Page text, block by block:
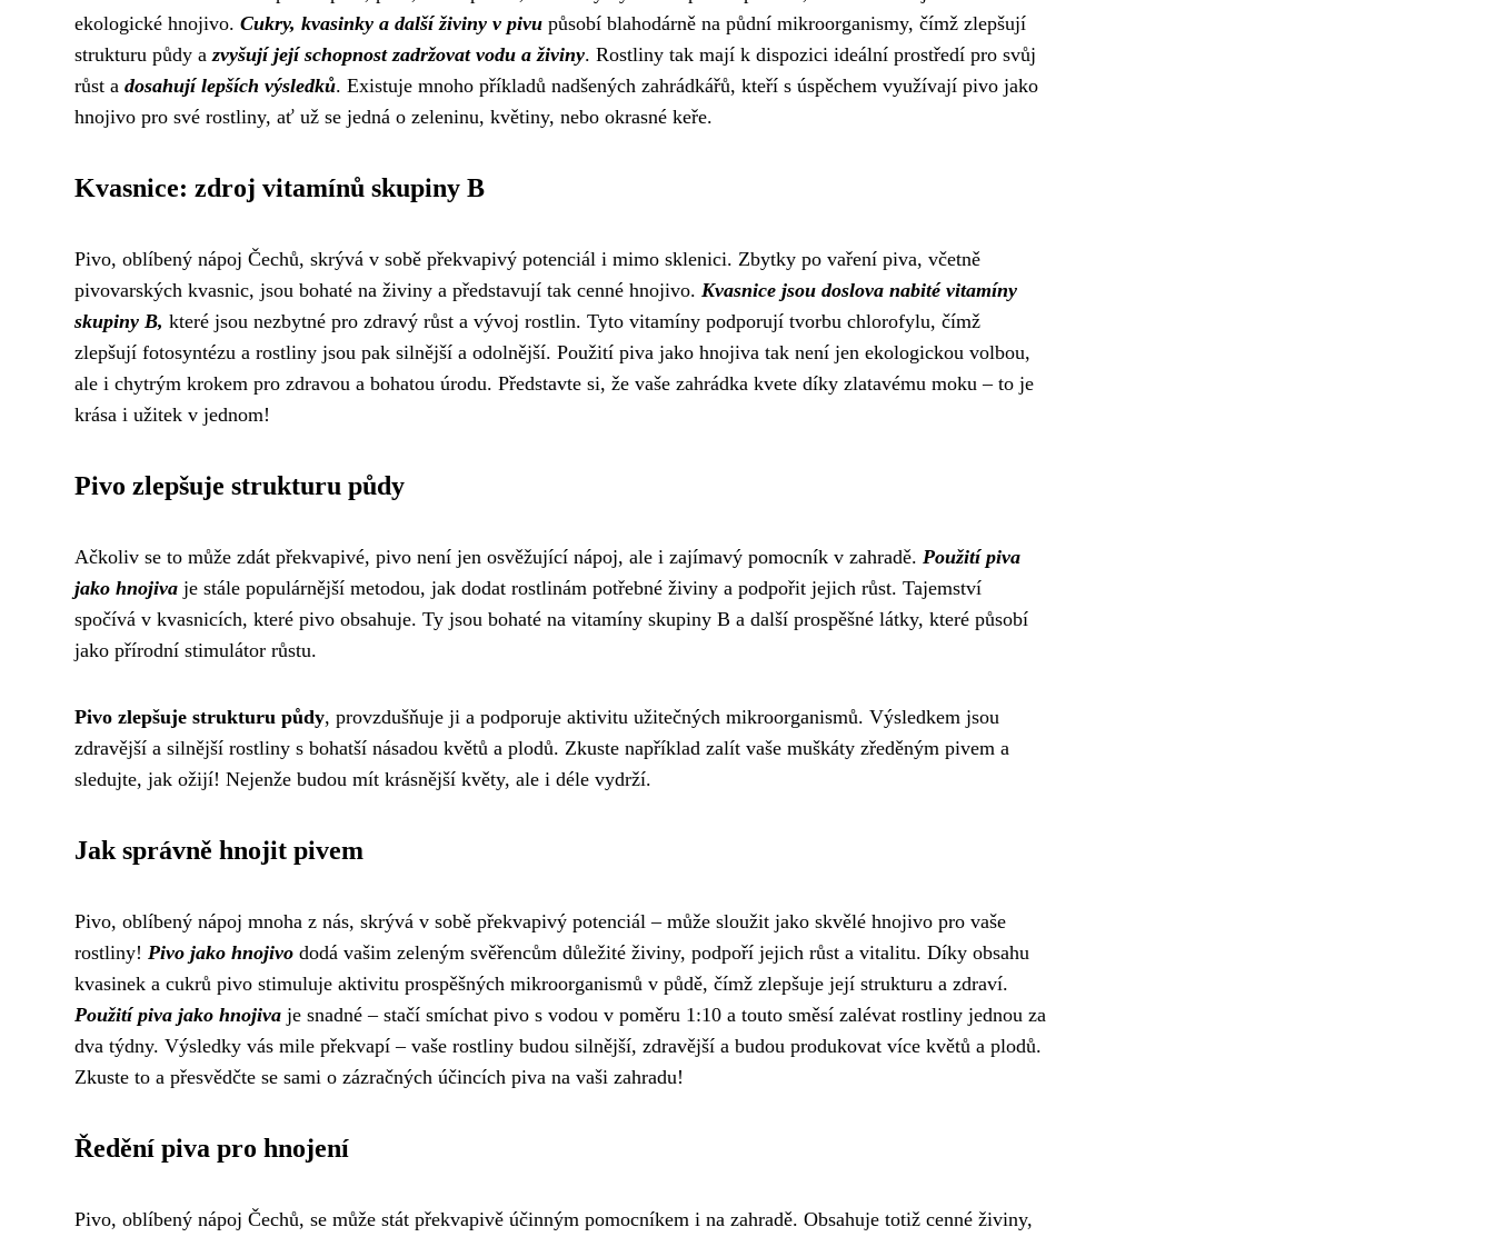
ekologické hnojivo. Cukry, kvasinky a další živiny v pivu působí blahodárně na půdní mikroorganismy, čímž zlepšují
strukturu půdy a zvyšují její schopnost zadržovat vodu a živiny. Rostliny tak mají k dispozici ideální prostředí pro svůj
růst a dosahují lepších výsledků. Existuje mnoho příkladů nadšených zahrádkářů, kteří s úspěchem využívají pivo jako
hnojivo pro své rostliny, ať už se jedná o zeleninu, květiny, nebo okrasné keře.
Kvasnice: zdroj vitamínů skupiny B
Pivo, oblíbený nápoj Čechů, skrývá v sobě překvapivý potenciál i mimo sklenici. Zbytky po vaření piva, včetně
pivovarských kvasnic, jsou bohaté na živiny a představují tak cenné hnojivo. Kvasnice jsou doslova nabité vitamíny
skupiny B, které jsou nezbytné pro zdravý růst a vývoj rostlin. Tyto vitamíny podporují tvorbu chlorofylu, čímž
zlepšují fotosyntézu a rostliny jsou pak silnější a odolnější. Použití piva jako hnojiva tak není jen ekologickou volbou,
ale i chytrým krokem pro zdravou a bohatou úrodu. Představte si, že vaše zahrádka kvete díky zlatavému moku – to je
krása i užitek v jednom!
Pivo zlepšuje strukturu půdy
Ačkoliv se to může zdát překvapivé, pivo není jen osvěžující nápoj, ale i zajímavý pomocník v zahradě. Použití piva
jako hnojiva je stále populárnější metodou, jak dodat rostlinám potřebné živiny a podpořit jejich růst. Tajemství
spočívá v kvasnicích, které pivo obsahuje. Ty jsou bohaté na vitamíny skupiny B a další prospěšné látky, které působí
jako přírodní stimulátor růstu.
Pivo zlepšuje strukturu půdy, provzdušňuje ji a podporuje aktivitu užitečných mikroorganismů. Výsledkem jsou
zdravější a silnější rostliny s bohatší násadou květů a plodů. Zkuste například zalít vaše muškáty zředěným pivem a
sledujte, jak ožijí! Nejenže budou mít krásnější květy, ale i déle vydrží.
Jak správně hnojit pivem
Pivo, oblíbený nápoj mnoha z nás, skrývá v sobě překvapivý potenciál – může sloužit jako skvělé hnojivo pro vaše
rostliny! Pivo jako hnojivo dodá vašim zeleným svěřencům důležité živiny, podpoří jejich růst a vitalitu. Díky obsahu
kvasinek a cukrů pivo stimuluje aktivitu prospěšných mikroorganismů v půdě, čímž zlepšuje její strukturu a zdraví.
Použití piva jako hnojiva je snadné – stačí smíchat pivo s vodou v poměru 1:10 a touto směsí zalévat rostliny jednou za
dva týdny. Výsledky vás mile překvapí – vaše rostliny budou silnější, zdravější a budou produkovat více květů a plodů.
Zkuste to a přesvědčte se sami o zázračných účincích piva na vaši zahradu!
Ředění piva pro hnojení
Pivo, oblíbený nápoj Čechů, se může stát překvapivě účinným pomocníkem i na zahradě. Obsahuje totiž cenné živiny,